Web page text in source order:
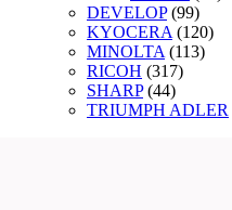
DEVELOP (99)
KYOCERA (120)
MINOLTA (113)
RICOH (317)
SHARP (44)
TRIUMPH ADLER